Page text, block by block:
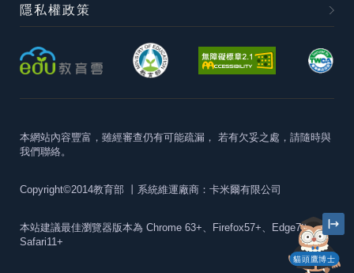
貓頭鷹博士
隱私權政策
本網站內容豐富，雖經審查仍有可能疏漏， 若有欠妥之處，請隨時與
我們聯絡。
Copyright©2014教育部 丨系統維運廠商：卡米爾有限公司
本站建議最佳瀏覽器版本為 Chrome 63+、Firefox57+、Edge79+及
Safari11+